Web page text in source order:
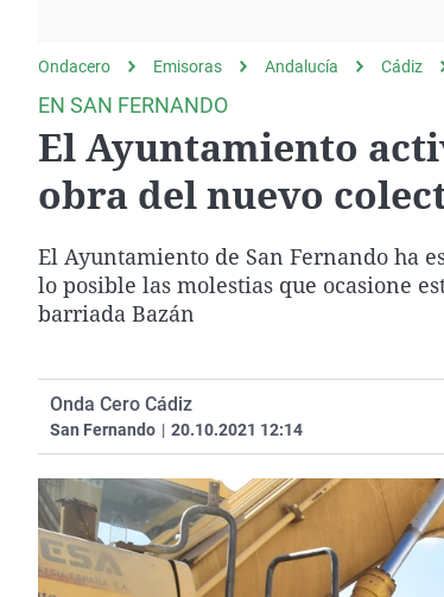
gato
Operación Viuda
Negra
Ondacero Emisoras Andalucía Cádiz
EN SAN FERNANDO
El Ayuntamiento
obra del nuevo
El Ayuntamiento de San Fernando ha
lo posible las molestias que ocasione
barriada Bazán
Onda Cero Cádiz
San Fernando | 20.10.2021 12:14